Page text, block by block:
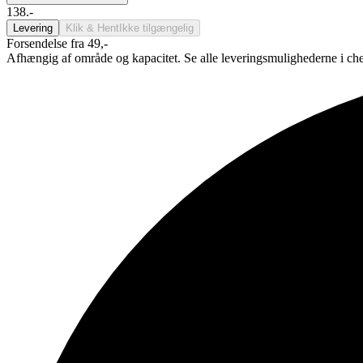
138.-
Levering Klik & Hent Ikke tilgængelig
Forsendelse fra 49,-
Afhængig af område og kapacitet. Se alle leveringsmulighederne i